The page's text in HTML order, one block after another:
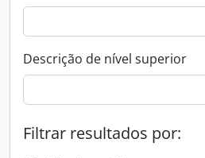
Descrição de nível superior
Filtrar resultados por: